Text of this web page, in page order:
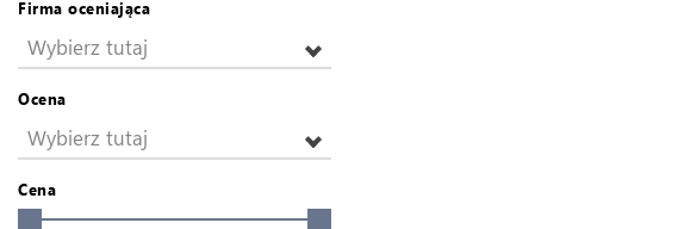
Firma oceniająca
Wybierz tutaj
Ocena
Wybierz tutaj
Cena